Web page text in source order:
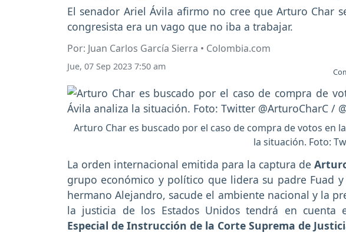
El senador Ariel Ávila afirmo no cree que Arturo Char
congresista era un vago que no iba a trabajar.
Por: Juan Carlos García Sierra • Colombia.com
Jue, 07 Sep 2023 7:50 am
Arturo Char es buscado por el caso de compra de votos en
la situación. Foto:
La orden internacional emitida para la captura de
grupo económico y político que lidera su padre Fuad
hermano Alejandro, sacude el ambiente nacional y la
la justicia de los Estados Unidos tendrá en cuenta
Especial de Instrucción de la Corte Suprema de